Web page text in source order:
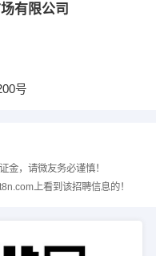
有限公司
号
金，请微友务必谨慎！
上看到该招聘信息的！